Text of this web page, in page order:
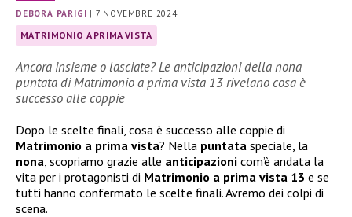
DEBORA PARIGI | 7 NOVEMBRE 2024
MATRIMONIO A PRIMA VISTA
Ancora insieme o lasciate? Le anticipazioni della nona
puntata di Matrimonio a prima vista 13 rivelano cosa è
successo alle coppie
Dopo le scelte finali, cosa è successo alle coppie di
Matrimonio a prima vista? Nella puntata speciale, la
nona , scopriamo grazie alle anticipazioni com’è andata la
vita per i protagonisti di Matrimonio a prima vista 13 e se
tutti hanno confermato le scelte finali. Avremo dei colpi di
scena.